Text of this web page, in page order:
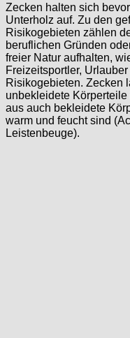
Zecken halten sich
Unterholz auf. Zu den
Risikogebieten zählen
beruflichen Gründen
freier Natur aufhalten,
Freizeitsportler,
Risikogebieten. Zecken
unbekleidete
aus auch bekleidete
warm und feucht sind
Leistenbeuge).